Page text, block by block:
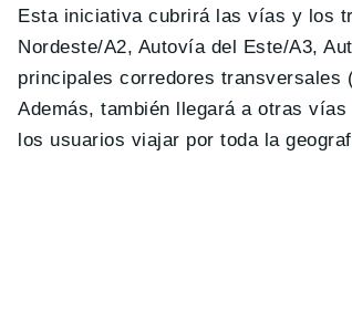
Esta iniciativa cubrirá las vías y los
Nordeste/A2, Autovía del Este/A3,
principales corredores transversales
Además, también llegará a otras
los usuarios viajar por toda la